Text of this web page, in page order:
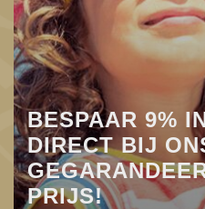
BESPAAR 9%
DIRECT BIJ
PRIJS!